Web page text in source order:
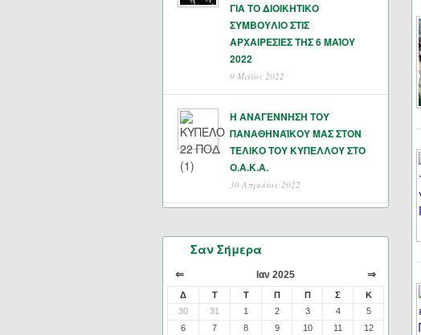
ΓΙΑ ΤΟ ΔΙΟΙΚΗΤΙΚΟ
ΣΥΜΒΟΥΛΙΟ ΣΤΙΣ
ΑΡΧΑΙΡΕΣΙΕΣ ΤΗΣ 6 ΜΑΊΟΥ
2022
9 Μάϊος 2022
Η ΑΝΑΓΕΝΝΗΣΗ ΤΟΥ
ΠΑΝΑΘΗΝΑΪΚΟΥ ΜΑΣ ΣΤΟΝ
ΤΕΛΙΚΟ ΤΟΥ ΚΥΠΕΛΛΟΥ ΣΤΟ
Ο.Α.Κ.Α.
30 Απριλίου 2022
Σαν Σήμερα
⇐ Ιαν 2025 ⇒
Δ Τ Τ Π Π Σ
Κ
30
31 1 2 3 4
5
6
7 8 9 10 11
12